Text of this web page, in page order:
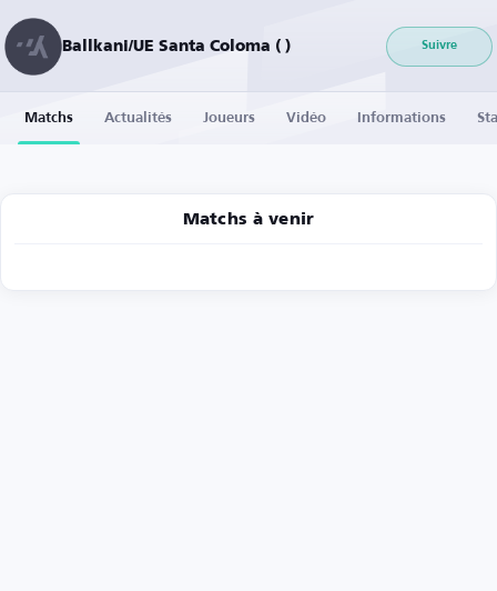
Ballkani/UE Santa Coloma ( ) Suivre
Matchs Actualités Joueurs Vidéo Informations
Matchs à venir